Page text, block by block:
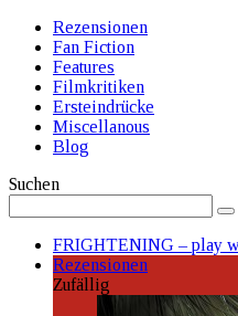
Rezensionen
Fan Fiction
Features
Filmkritiken
Ersteindrücke
Miscellanous
Blog
Suchen
FRIGHTENING – play
Rezensionen
Zufällig